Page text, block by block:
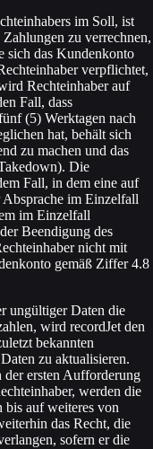
im Soll, ist
zu verrechnen,
sich das Kundenkonto
verpflichtet,
Rechteinhaber auf
Fall, dass
(5) Werktagen nach
hat, behält sich
zu machen und das
Die
Fall, in dem eine auf
im Einzelfall
im Einzelfall
Beendigung des
nicht mit
gemäß Ziffer 4.8
ungültiger Daten die
wird recordJet den
bekannten
zu aktualisieren.
ersten Aufforderung
werden die
bis auf weiteres von
das Recht, die
sofern er die